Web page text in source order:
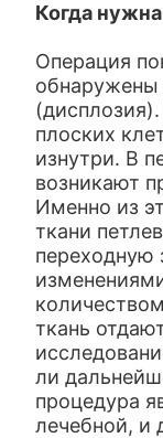
Когда
Операция
обнаружены
плоских
изнутри. В
возникают
Именно из
ткани
переходную
ткань
ли
процедура
лечебной, и